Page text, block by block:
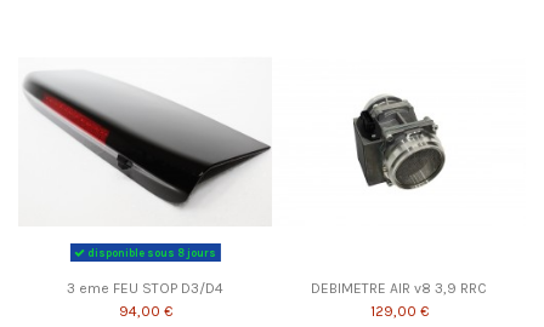
disponible sous 8 jours
3 eme FEU STOP D3/D4
94,00 €
DEBIMETRE AIR v8 3,9 RRC
129,00 €